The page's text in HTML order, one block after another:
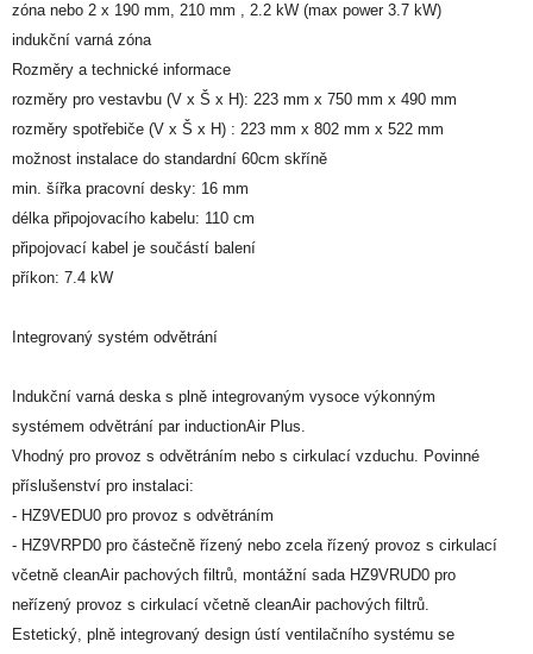
zóna nebo 2 x 190 mm, 210 mm , 2.2 kW (max power 3.7 kW)
indukční varná zóna
Rozměry a technické informace
rozměry pro vestavbu (V x Š x H): 223 mm x 750 mm x 490 mm
rozměry spotřebiče (V x Š x H) : 223 mm x 802 mm x 522 mm
možnost instalace do standardní 60cm skříně
min. šířka pracovní desky: 16 mm
délka připojovacího kabelu: 110 cm
připojovací kabel je součástí balení
příkon: 7.4 kW
Integrovaný systém odvětrání
Indukční varná deska s plně integrovaným vysoce výkonným
systémem odvětrání par inductionAir Plus.
Vhodný pro provoz s odvětráním nebo s cirkulací vzduchu. Povinné
příslušenství pro instalaci:
- HZ9VEDU0 pro provoz s odvětráním
- HZ9VRPD0 pro částečně řízený nebo zcela řízený provoz s cirkulací
včetně cleanAir pachových filtrů, montážní sada HZ9VRUD0 pro
neřízený provoz s cirkulací včetně cleanAir pachových filtrů.
Estetický, plně integrovaný design ústí ventilačního systému se